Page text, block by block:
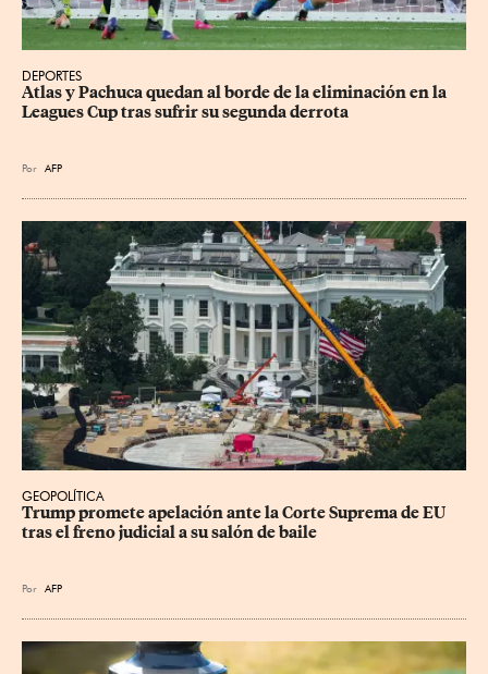
DEPORTES
Atlas y Pachuca quedan al borde de la eliminación en la
Leagues Cup tras sufrir su segunda derrota
Por AFP
GEOPOLÍTICA
Trump promete apelación ante la Corte Suprema de EU
tras el freno judicial a su salón de baile
Por AFP